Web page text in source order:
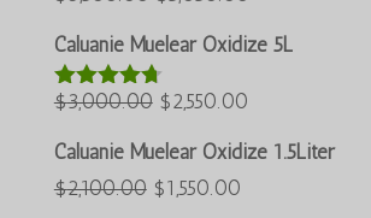
была:
$6,500.00.
Caluanie Muelear Oxidize 5L
Оценка
$3,000.00 Первоначальная
$2,550.00Текущая
Caluanie Muelear Oxidize 1.5Liter
$2,100.00 Первоначальная
$1,550.00Текущая
Қазақ тілі